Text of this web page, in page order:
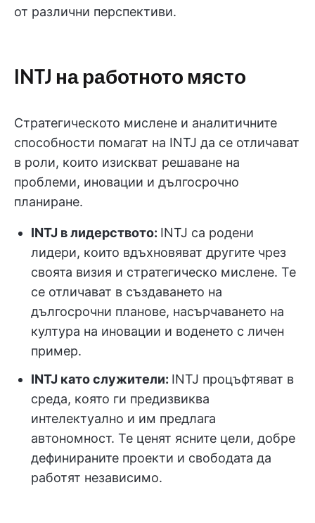
от различни перспективи.
INTJ на работното място
Стратегическото мислене и аналитичните
способности помагат на INTJ да се отличават
в роли, които изискват решаване на
проблеми, иновации и дългосрочно
планиране.
INTJ в лидерството: INTJ са родени
лидери, които вдъхновяват другите чрез
своята визия и стратегическо мислене. Те
се отличават в създаването на
дългосрочни планове, насърчаването на
култура на иновации и воденето с личен
пример.
INTJ като служители: INTJ процъфтяват в
среда, която ги предизвиква
интелектуално и им предлага
автономност. Те ценят ясните цели, добре
дефинираните проекти и свободата да
работят независимо.